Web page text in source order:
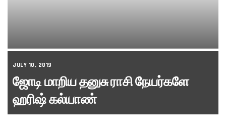
JULY 10, 2019
ஜோடி மாறிய தனுசு ராசி நேயர்களே
ஹரிஷ் கல்யாண்